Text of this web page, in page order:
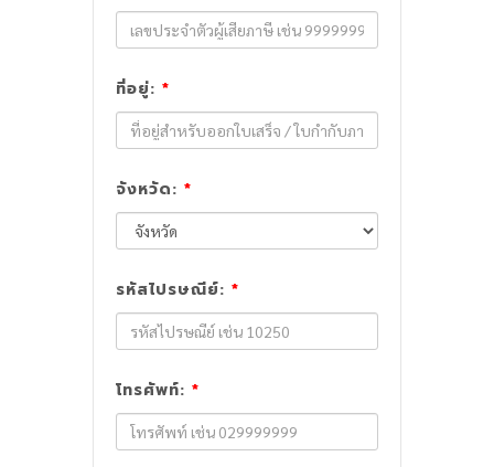
ที่อยู่: *
จังหวัด: *
รหัสไปรษณีย์: *
โทรศัพท์: *